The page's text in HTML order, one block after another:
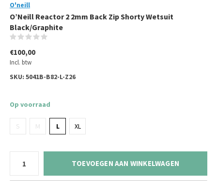
O'neill
O’Neill Reactor 2 2mm Back Zip Shorty Wetsuit
Black/Graphite
€100,00
Incl. btw
SKU: 5041B-B82-L-Z26
Op voorraad
S M L XL
TOEVOEGEN AAN WINKELWAGEN